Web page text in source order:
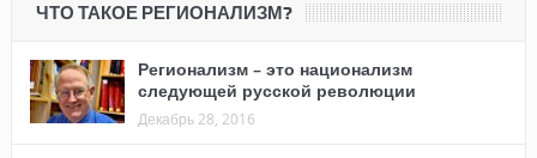
ЧТО ТАКОЕ РЕГИОНАЛИЗМ?
Регионализм – это национализм
следующей русской революции
Декабрь 28, 2016